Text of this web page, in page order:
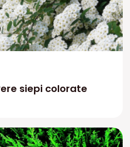
siepi colorate